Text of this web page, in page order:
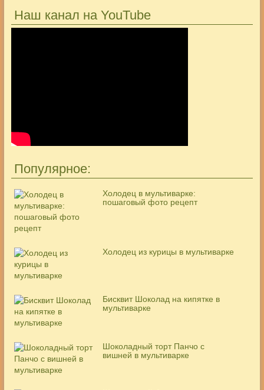
Наш канал на YouTube
Популярное:
Холодец в мультиварке:
пошаговый фото рецепт
Холодец из курицы в мультиварке
Бисквит Шоколад на кипятке в
мультиварке
Шоколадный торт Панчо с
вишней в мультиварке